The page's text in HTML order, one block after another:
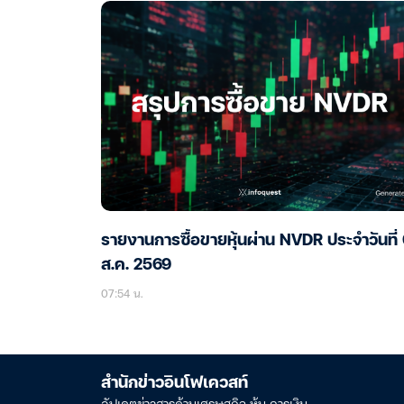
รายงานการซื้อขายหุ้นผ่าน NVDR ประจำวันที่
ส.ค. 2569
07:54 น.
สำนักข่าวอินโฟเควสท์